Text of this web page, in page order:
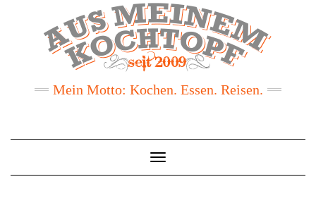
Mein Motto: Kochen. Essen. Reisen.
Toggle
Navigation